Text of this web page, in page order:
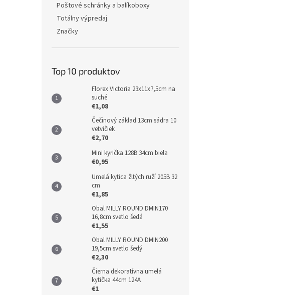
Poštové schránky a balíkoboxy
Totálny výpredaj
Značky
Top 10 produktov
Florex Victoria 23x11x7,5cm na
suché
€1,08
Čečinový základ 13cm sádra 10
vetvičiek
€2,70
Mini kyrička 128B 34cm biela
€0,95
Umelá kytica žltých ruží 205B 32
cm
€1,85
Obal MILLY ROUND DMIN170
16,8cm svetlo šedá
€1,55
Obal MILLY ROUND DMIN200
19,5cm svetlo šedý
€2,30
Čierna dekoratívna umelá
kytička 44cm 124A
€1